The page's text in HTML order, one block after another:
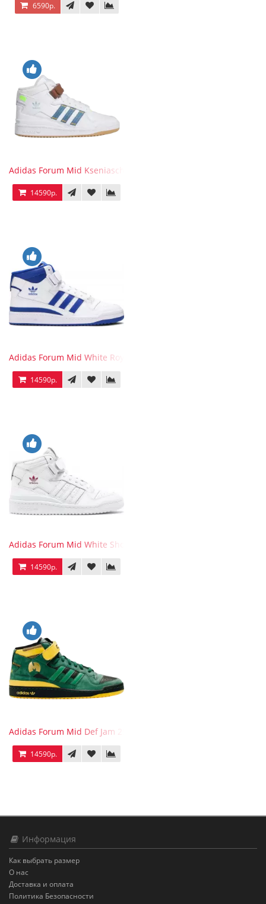
6590р.
Adidas Forum Mid Kseniaschnaider
14590р.
Adidas Forum Mid White Royal Blue
14590р.
Adidas Forum Mid White Shock Pink
14590р.
Adidas Forum Mid Def Jam 25th Anniversary
14590р.
Информация
Как выбрать размер
О нас
Доставка и оплата
Политика Безопасности